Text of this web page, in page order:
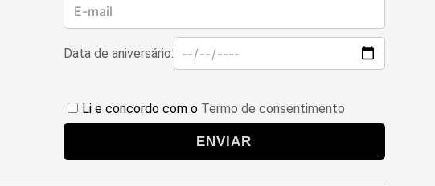
Data de aniversário:
Li e concordo com o Termo de consentimento
ENVIAR